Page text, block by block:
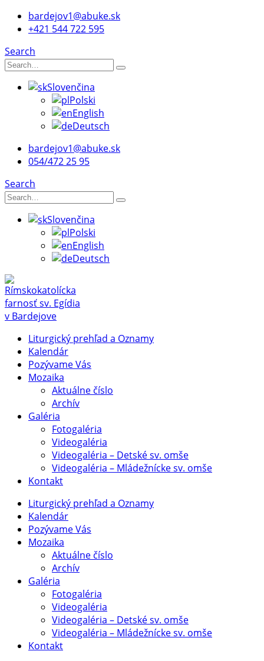
bardejov1@abuke.sk
+421 544 722 595
Search
Slovenčina
Polski
English
Deutsch
bardejov1@abuke.sk
054/472 25 95
Search
Slovenčina
Polski
English
Deutsch
Liturgický prehľad a Oznamy
Kalendár
Pozývame Vás
Mozaika
Aktuálne číslo
Archív
Galéria
Fotogaléria
Videogaléria
Videogaléria – Detské sv. omše
Videogaléria – Mládežnícke sv. omše
Kontakt
Liturgický prehľad a Oznamy
Kalendár
Pozývame Vás
Mozaika
Aktuálne číslo
Archív
Galéria
Fotogaléria
Videogaléria
Videogaléria – Detské sv. omše
Videogaléria – Mládežnícke sv. omše
Kontakt